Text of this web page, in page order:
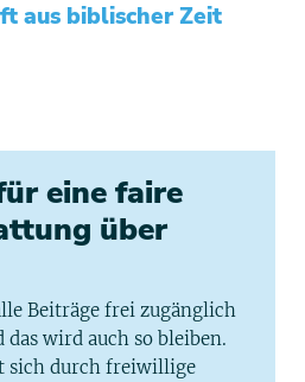
aus biblischer Zeit
eine faire
über
Beiträge frei zugänglich
wird auch so bleiben.
sich durch freiwillige